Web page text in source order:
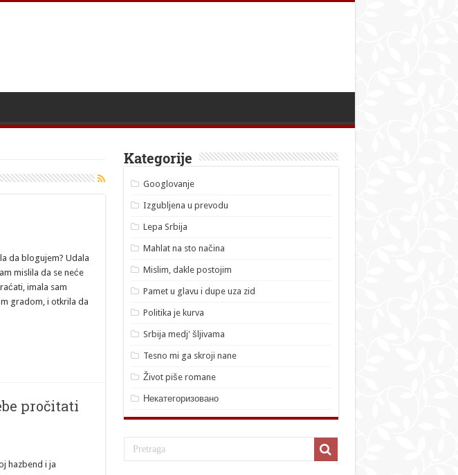
da blogujem? Udala
mislila da se neće
imala sam
gradom, i otkrila da
pročitati
hazbend i ja
Kategorije
Googlovanje
Izgubljena u prevodu
Lepa Srbija
Mahlat na sto načina
Mislim, dakle postojim
Pamet u glavu i dupe uza zid
Politika je kurva
Srbija medj' šljivama
Tesno mi ga skroji nane
Život piše romane
Некатегоризовано